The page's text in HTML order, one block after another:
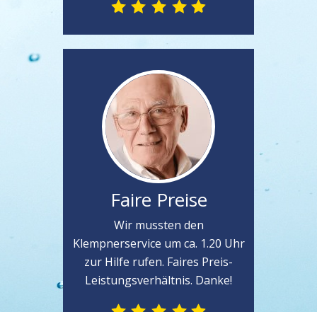
Faire Preise
Wir mussten den
Klempnerservice um ca. 1.20 Uhr
zur Hilfe rufen. Faires Preis-
Leistungsverhältnis. Danke!